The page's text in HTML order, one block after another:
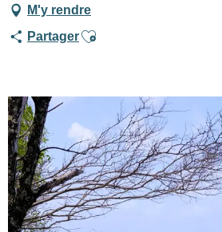
M'y rendre
PartagerAjouter aux favoris